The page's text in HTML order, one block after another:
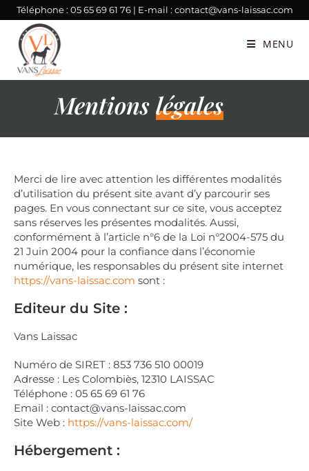
Téléphone : 05 65 69 61 76| E-mail : contact@vans-laissac.com
MENU
Mentionslégales
Merci de lire avec attention les différentes modalités
d’utilisation du présent site avant d’y parcourir ses
pages. En vous connectant sur ce site, vous acceptez
sans réserves les présentes modalités. Aussi,
conformément à l’article n°6 de la Loi n°2004-575 du
21 Juin 2004 pour la confiance dans l’économie
numérique, les responsables du présent site internet
https://vans-laissac.com sont :
Editeur du Site :
Vans Laissac
Numéro de SIRET : 853 736 510 00019
Adresse : Les Colombiès, 12310 LAISSAC
Téléphone : 05 65 69 61 76
Email : contact@vans-laissac.com
Site Web : https://vans-laissac.com/
Hébergement :